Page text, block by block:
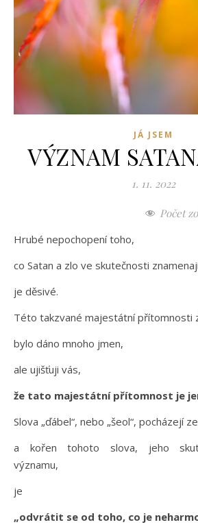
JÁ JSEM
VÝZNAM
1. 11. 2022
Počet
Hrubé nepochopení toho,
co Satan a zlo ve skutečnosti
je děsivé.
Této takzvané majestátní přítomnosti
bylo dáno mnoho jmen,
ale ujišťuji vás,
že tato majestátní přítomnost je
Slova „ďábel“, nebo „šeol“, pocházejí
a kořen tohoto slova, jeho
významu,
je
„odvrátit se od toho, co je